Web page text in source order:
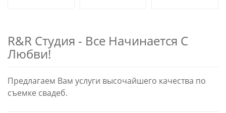
R&R Студия - Все Начинается С
Любви!
Предлагаем Вам услуги высочайшего качества по
съемке свадеб.